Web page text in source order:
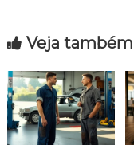
g
a
ç
Veja também